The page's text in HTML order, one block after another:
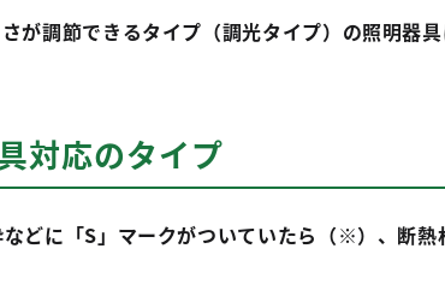
が調節できるタイプ（調光タイプ）の照明器
対応のタイプ
どに「S」マークがついていたら（※）、断熱